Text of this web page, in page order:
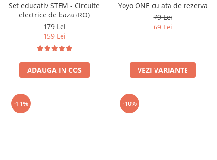
Set educativ STEM - Circuite
electrice de baza (RO)
179 Lei
159 Lei
ADAUGA IN COS
Yoyo ONE cu ata de rezerva
79 Lei
69 Lei
VEZI VARIANTE
-11% -10%